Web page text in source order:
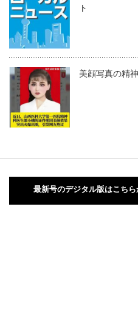
ト
美顔写真の精
最新号のデジタル版はこちら